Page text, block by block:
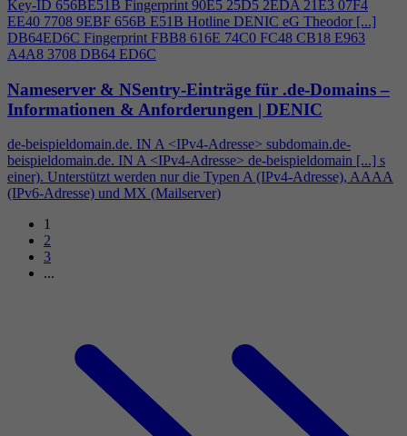
Key-ID 656BE51B Fingerprint 90E5 25D5 2EDA 21E3 07F4
EE40 7708 9EBF 656B E51B Hotline DENIC eG Theodor [...]
DB64ED6C Fingerprint FBB8 616E 74C0 FC48 CB18 E963
A4A8 3708 DB64 ED6C
Nameserver & NSentry-Einträge für .de-Domains –
Informationen & Anforderungen | DENIC
de-beispieldomain.de. IN A <IPv4-Adresse> subdomain.de-
beispieldomain.de. IN A <IPv4-Adresse> de-beispieldomain [...] s
einer). Unterstützt werden nur die Typen A (IPv4-Adresse), AAAA
(IPv6-Adresse) und MX (Mailserver)
1
2
3
...